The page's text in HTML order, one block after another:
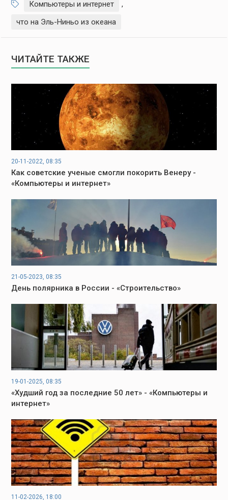
Компьютеры и интернет
,
что на Эль-Ниньо из океана
ЧИТАЙТЕ ТАКЖЕ
20-11-2022, 08:35
Как советские ученые смогли покорить Венеру -
«Компьютеры и интернет»
21-05-2023, 08:35
День полярника в России - «Строительство»
19-01-2025, 08:35
«Худший год за последние 50 лет» - «Компьютеры и
интернет»
11-02-2026, 18:00